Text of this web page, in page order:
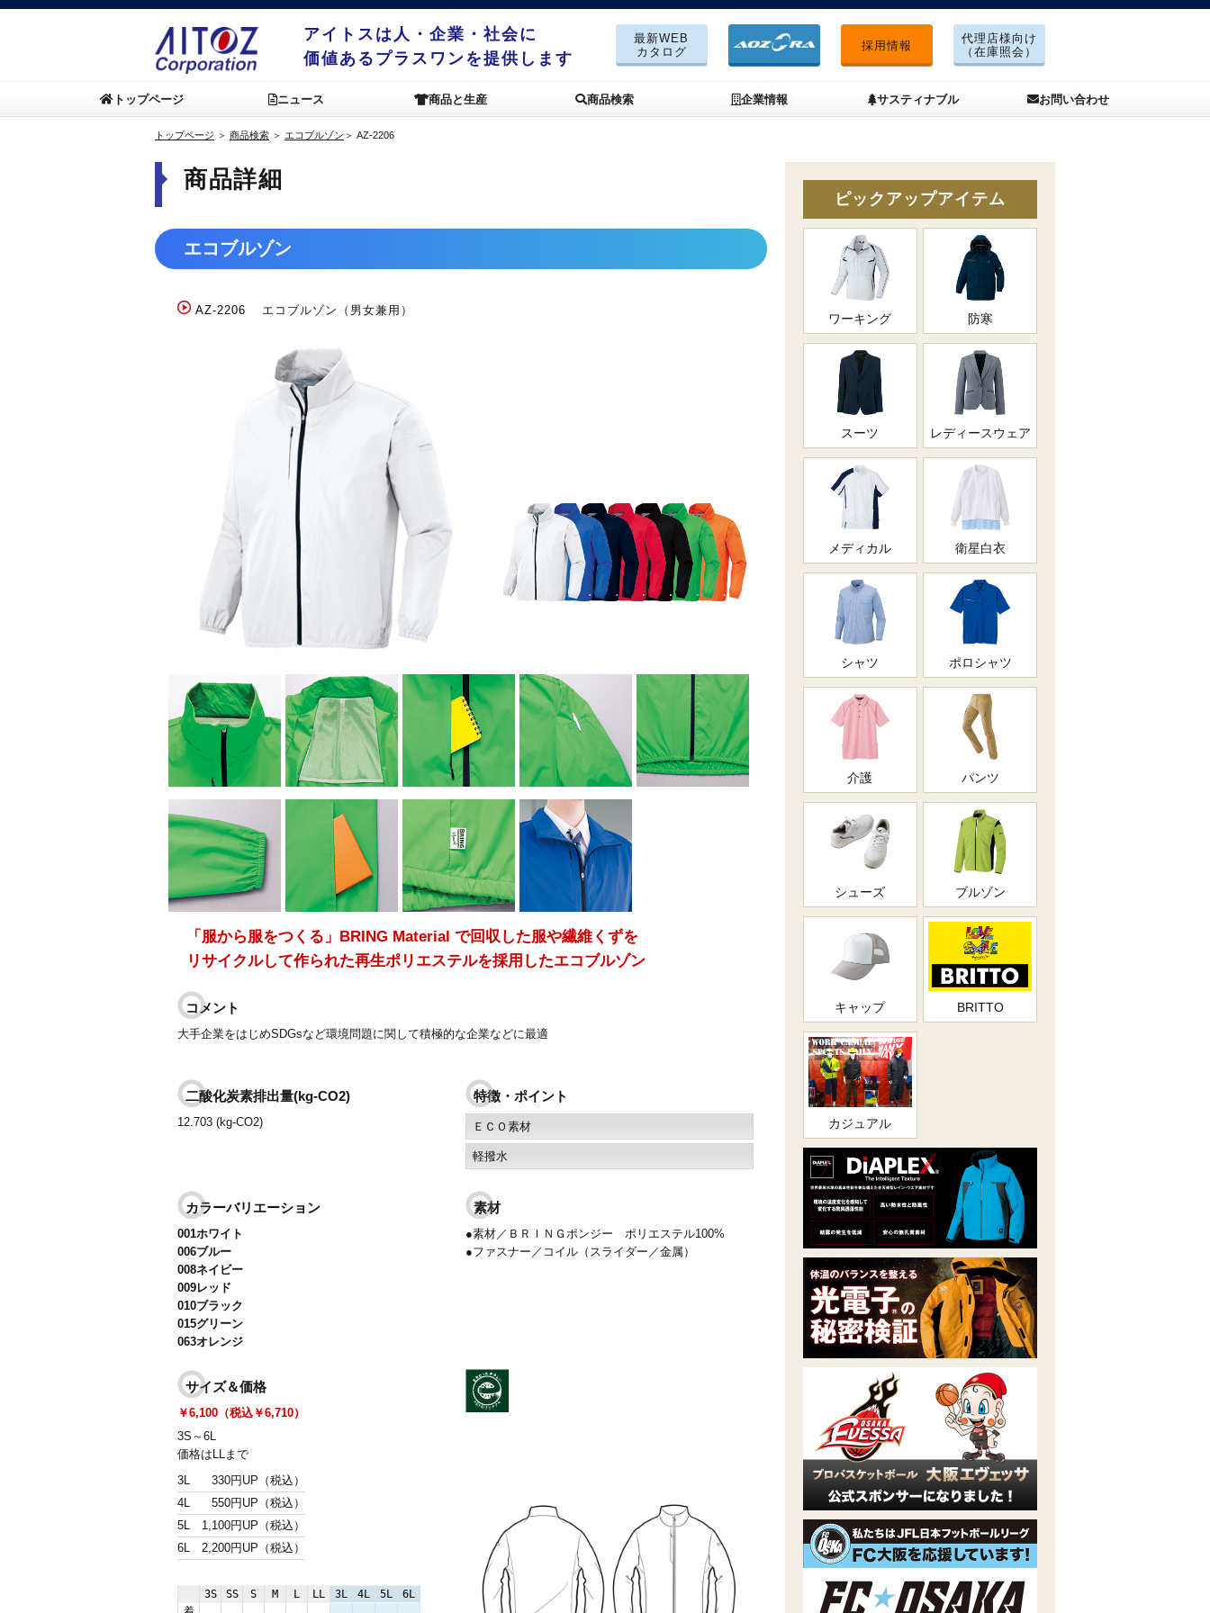
アイトスは人・企業・社会に
価値あるプラスワンを提供します
最新WEB
カタログ
採用情報
代理店様向け
（在庫照会）
トップページ ニュース 商品と生産 商品検索 企業情報 サスティナブル お問い合わせ
トップページ ＞ 商品検索 ＞ エコブルゾン ＞ AZ-2206
商品詳細
エコブルゾン
AZ-2206 エコブルゾン（男女兼用）
「服から服をつくる」BRING Material で回収した服や繊維くずを
リサイクルして作られた再生ポリエステルを採用したエコブルゾン
コメント
大手企業をはじめSDGsなど環境問題に関して積極的な企業などに最適
二酸化炭素排出量(kg-CO2)
12.703 (kg-CO2)
特徴・ポイント
ＥＣＯ素材
軽撥水
カラーバリエーション
001ホワイト
006ブルー
008ネイビー
009レッド
010ブラック
015グリーン
063オレンジ
素材
●素材／ＢＲＩＮＧポンジー ポリエステル100%
●ファスナー／コイル（スライダー／金属）
サイズ＆価格
￥6,100（税込￥6,710）
3S～6L
価格はLLまで
3L
330円UP（税込）
4L
550円UP（税込）
5L
1,100円UP（税込）
6L
2,200円UP（税込）
3S SS S M L LL 3L 4L 5L
6L
ピックアップアイテム
ワーキング 防寒
スーツ レディースウェア
メディカル 衛星白衣
シャツ ポロシャツ
介護 パンツ
シューズ ブルゾン
キャップ BRITTO
カジュアル